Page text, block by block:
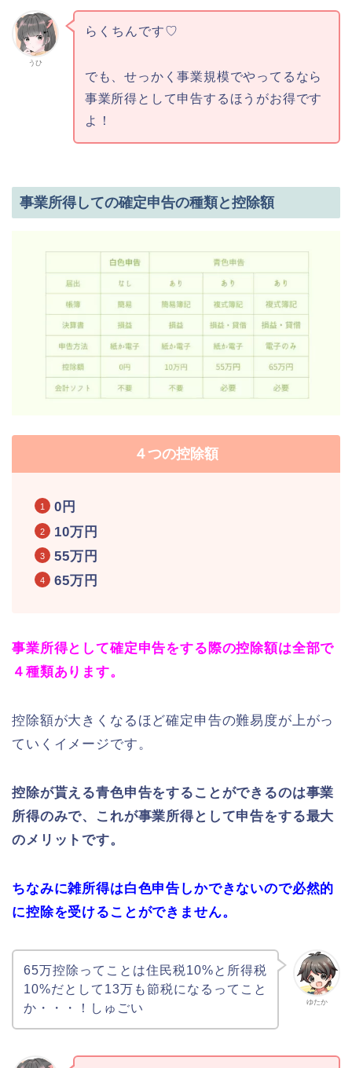
うひ
らくちんです♡
でも、せっかく事業規模でやってるなら
事業所得として申告するほうがお得です
よ！
事業所得しての確定申告の種類と控除額
４つの控除額
0円
10万円
55万円
65万円
事業所得として確定申告をする際の控除額は全部で
４種類あります。
控除額が大きくなるほど確定申告の難易度が上がっ
ていくイメージです。
控除が貰える青色申告をすることができるのは事業
所得のみで、これが事業所得として申告をする最大
のメリットです。
ちなみに雑所得は白色申告しかできないので必然的
に控除を受けることができません。
ゆたか
65万控除ってことは住民税10%と所得税
10%だとして13万も節税になるってこと
か・・・！しゅごい